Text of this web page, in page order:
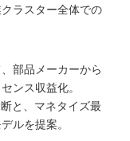
ラスター全体での
部品メーカーから
ンス収益化。
と、マネタイズ最
ルを提案。